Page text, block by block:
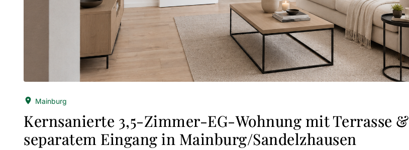
Mainburg
Kernsanierte 3,5-Zimmer-EG-Wohnung mit Terrasse &
separatem Eingang in Mainburg/Sandelzhausen